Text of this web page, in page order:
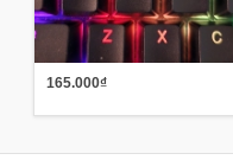
165.000₫